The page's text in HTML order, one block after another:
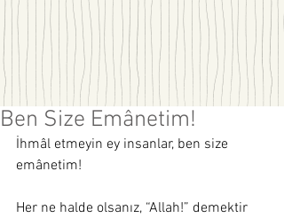
Ben Size Emânetim!
İhmâl etmeyin ey insanlar, ben size
emânetim!
Her ne halde olsanız, “Allah!” demektir